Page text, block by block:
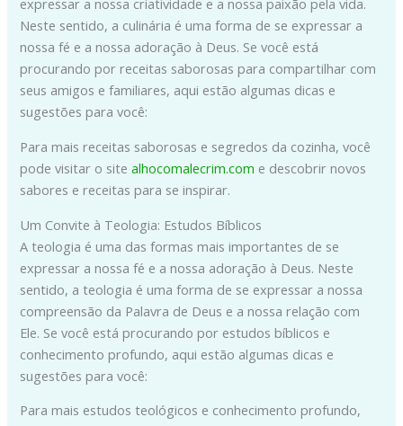
expressar a nossa criatividade e a nossa paixão pela vida.
Neste sentido, a culinária é uma forma de se expressar a
nossa fé e a nossa adoração à Deus. Se você está
procurando por receitas saborosas para compartilhar com
seus amigos e familiares, aqui estão algumas dicas e
sugestões para você:
Para mais receitas saborosas e segredos da cozinha, você
pode visitar o sitealhocomalecrim.com e descobrir novos
sabores e receitas para se inspirar.
Um Convite à Teologia: Estudos Bíblicos
A teologia é uma das formas mais importantes de se
expressar a nossa fé e a nossa adoração à Deus. Neste
sentido, a teologia é uma forma de se expressar a nossa
compreensão da Palavra de Deus e a nossa relação com
Ele. Se você está procurando por estudos bíblicos e
conhecimento profundo, aqui estão algumas dicas e
sugestões para você:
Para mais estudos teológicos e conhecimento profundo,